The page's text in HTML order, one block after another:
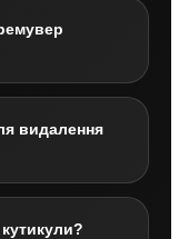
видалення